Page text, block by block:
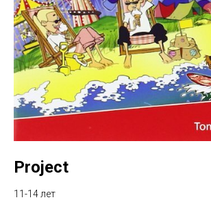
Project
11-14 лет